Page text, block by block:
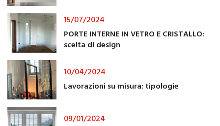
15/07/2024
PORTE INTERNE IN VETRO E CRISTALLO:
scelta di design
10/04/2024
Lavorazioni su misura: tipologie
09/01/2024